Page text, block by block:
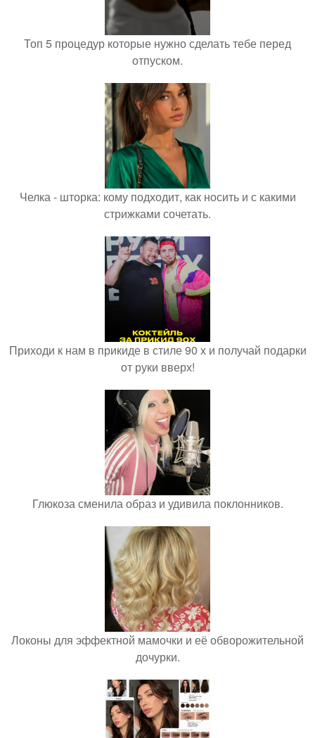
Топ 5 процедур которые нужно сделать тебе перед
отпуском.
Челка - шторка: кому подходит, как носить и с какими
стрижками сочетать.
Приходи к нам в прикиде в стиле 90 х и получай подарки
от руки вверх!
Глюкоза сменила образ и удивила поклонников.
Локоны для эффектной мамочки и её обворожительной
дочурки.